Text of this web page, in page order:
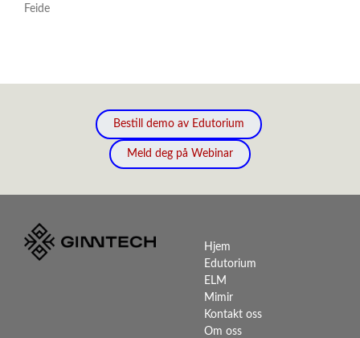
Feide
Bestill demo av Edutorium
Meld deg på Webinar
Main navigation
Hjem
Edutorium
ELM
Mimir
Kontakt oss
Om oss